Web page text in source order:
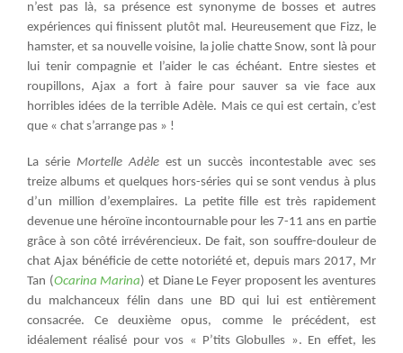
n’est pas là, sa présence est synonyme de bosses et autres
expériences qui finissent plutôt mal. Heureusement que Fizz, le
hamster, et sa nouvelle voisine, la jolie chatte Snow, sont là pour
lui tenir compagnie et l’aider le cas échéant. Entre siestes et
roupillons, Ajax a fort à faire pour sauver sa vie face aux
horribles idées de la terrible Adèle. Mais ce qui est certain, c’est
que « chat s’arrange pas » !
La série Mortelle Adèleest un succès incontestable avec ses
treize albums et quelques hors-séries qui se sont vendus à plus
d’un million d’exemplaires. La petite fille est très rapidement
devenue une héroïne incontournable pour les 7-11 ans en partie
grâce à son côté irrévérencieux. De fait, son souffre-douleur de
chat Ajax bénéficie de cette notoriété et, depuis mars 2017, Mr
Tan (Ocarina Marina) et Diane Le Feyer proposent les aventures
du malchanceux félin dans une BD qui lui est entièrement
consacrée. Ce deuxième opus, comme le précédent, est
idéalement réalisé pour vos « P’tits Globulles ». En effet, les